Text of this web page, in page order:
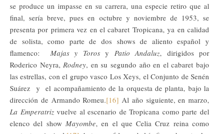
se produce un impasse en su carrera, una especie retiro que al
final, sería breve, pues en octubre y noviembre de 1953, se
presenta por primera vez en el cabaret Tropicana, ya en calidad
de solista, como parte de dos shows de aliento español y
flamenco: Majas y Torosy Patio Andaluz, dirigidos por
Roderico Neyra, Rodney, en su segundo año en el cabaret bajo
las estrellas, con el grupo vasco Los Xeys, el Conjunto de Senén
Suárez y el acompañamiento de la orquesta de planta, bajo la
dirección de Armando Romeu.[16] Al año siguiente, en marzo,
La Emperatrizvuelve al escenario de Tropicana como parte del
elenco del show Mayombe, en el que Celia Cruz reina como